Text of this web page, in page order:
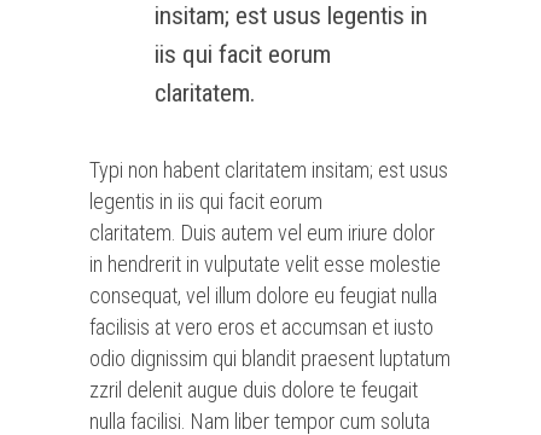
insitam; est usus legentis in
iis qui facit eorum
claritatem.
Typi non habent claritatem insitam; est usus
legentis in iis qui facit eorum
claritatem. Duis autem vel eum iriure dolor
in hendrerit in vulputate velit esse molestie
consequat, vel illum dolore eu feugiat nulla
facilisis at vero eros et accumsan et iusto
odio dignissim qui blandit praesent luptatum
zzril delenit augue duis dolore te feugait
nulla facilisi. Nam liber tempor cum soluta